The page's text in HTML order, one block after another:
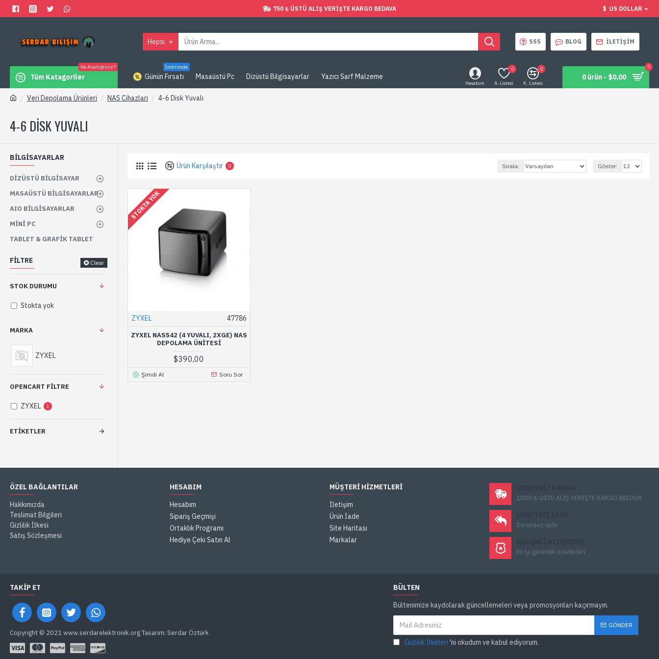
750 ₺ ÜSTÜ ALIŞ VERIŞTE KARGO BEDAVA $ US DOLLAR
Hepsi SSS BLOG İLETIŞIM
Tüm Katagoriler
Ne Aramıştınız?
Günün Fırsatı
İndirimde
Masaüstü Pc Dizüstü Bilgisayarlar Yazıcı Sarf Malzeme
Hesabım A. Listesi
0
K. Listesi
0
0 ürün - $0,00
0
Veri Depolama Ürünleri NAS Cihazları 4-6 Disk Yuvalı
4-6 DISK YUVALI
BİLGİSAYARLAR
DIZÜSTÜ BILGISAYAR
MASAÜSTÜ BILGISAYARLAR
AIO BILGISAYARLAR
MINI PC
TABLET & GRAFIK TABLET
FILTRE Clear
MARKA
ZYXEL
OPENCART FILTRE
ZYXEL 1
ETIKETLER
STOK DURUMU
Stokta yok
Ürün Karşılaştır 0 Sırala: Göster:
STOKTA YOK
ZYXEL 47786
ZYXEL NAS542 (4 YUVALI, 2XGE) NAS
DEPOLAMA ÜNITESI
$390,00
Şimdi Al Soru Sor
ÖZEL BAĞLANTILAR
Hakkımızda
Teslimat Bilgileri
Gizlilik İlkesi
Satış Sözleşmesi
HESABIM
Hesabım
Sipariş Geçmişi
Ortaklık Programı
Hediye Çeki Satın Al
MÜŞTERI HIZMETLERI
İletişim
Ürün İade
Site Haritası
Markalar
1000 ₺ ÜSTÜ ALIŞ VERİŞTE KARGO BEDAVA
Sorunsuz iade
En iyi güvenlik özellikleri
TAKIP ET
Copyright © 2021 www.serdarelektronik.org Tasarım: Serdar Öztürk
BÜLTEN
Bültenimize kaydolarak güncellemeleri veya promosyonları kaçırmayın.
GÖNDER
Gizlilik İlkeleri 'ni okudum ve kabul ediyorum.